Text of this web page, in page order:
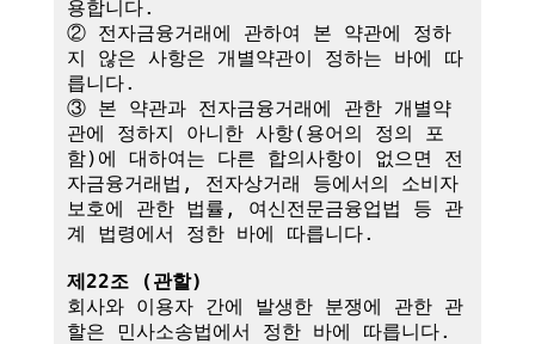
용합니다.
② 전자금융거래에 관하여 본 약관에 정하
지 않은 사항은 개별약관이 정하는 바에 따
릅니다.
③ 본 약관과 전자금융거래에 관한 개별약
관에 정하지 아니한 사항(용어의 정의 포
함)에 대하여는 다른 합의사항이 없으면 전
자금융거래법, 전자상거래 등에서의 소비자
보호에 관한 법률, 여신전문금융업법 등 관
계 법령에서 정한 바에 따릅니다.
제22조 (관할)
회사와 이용자 간에 발생한 분쟁에 관한 관
할은 민사소송법에서 정한 바에 따릅니다.